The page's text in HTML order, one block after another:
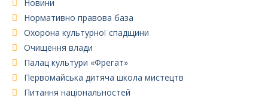
Новини
Нормативно правова база
Охорона культурної спадщини
Очищення влади
Палац культури «Фрегат»
Первомайська дитяча школа мистецтв
Питання національностей